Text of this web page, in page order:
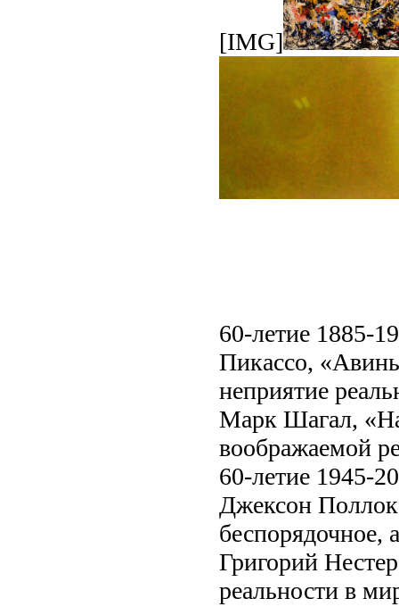
[IMG]
60-летие 1885-
Пикассо,
неприятие
Марк Шагал,
воображаемой
60-летие 1945-
Джексон
беспорядочное,
Григорий
реальности в